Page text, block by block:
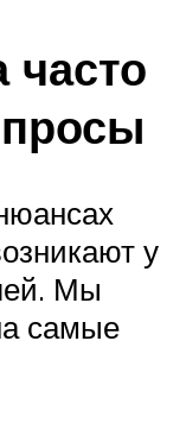
часто
у
Мы
самые